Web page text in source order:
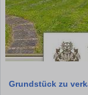
Grundstück zu